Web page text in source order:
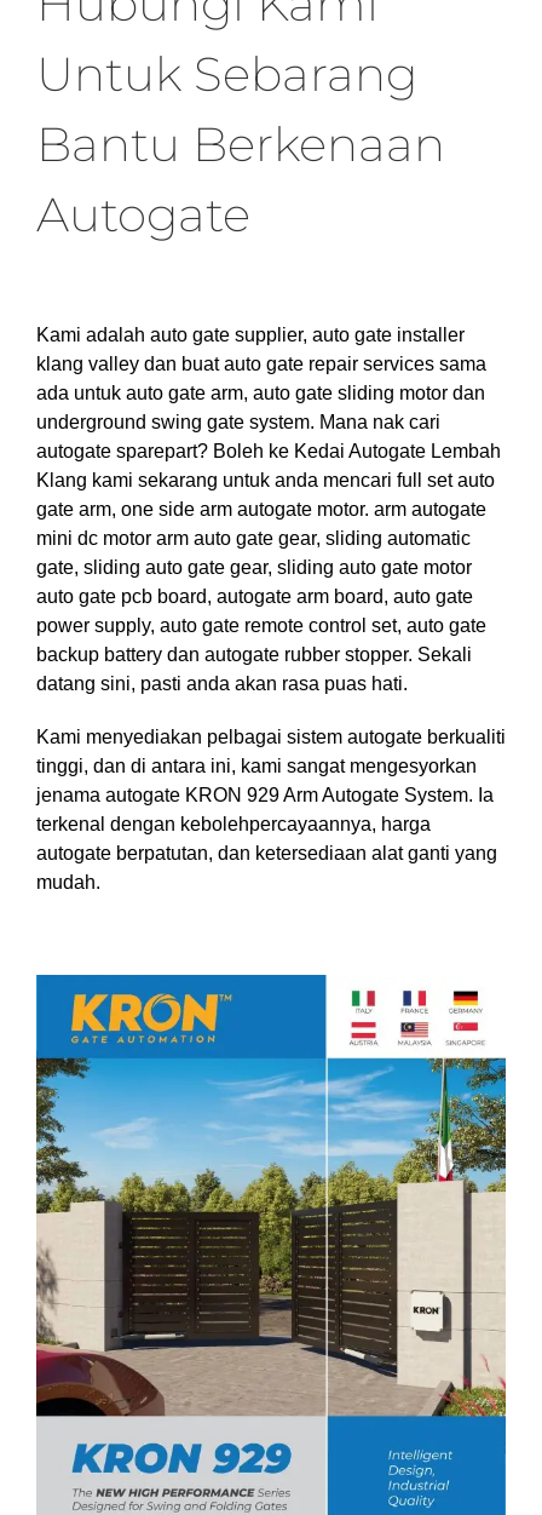
Untuk Sebarang
Bantu Berkenaan
Autogate
Kami adalah auto gate supplier, auto gate installer
klang valley dan buat auto gate repair services sama
ada untuk auto gate arm, auto gate sliding motor dan
underground swing gate system. Mana nak cari
autogate sparepart? Boleh ke Kedai Autogate Lembah
Klang kami sekarang untuk anda mencari full set auto
gate arm, one side arm autogate motor. arm autogate
mini dc motor arm auto gate gear, sliding automatic
gate, sliding auto gate gear, sliding auto gate motor
auto gate pcb board, autogate arm board, auto gate
power supply, auto gate remote control set, auto gate
backup battery dan autogate rubber stopper. Sekali
datang sini, pasti anda akan rasa puas hati.
Kami menyediakan pelbagai sistem autogate berkualiti
tinggi, dan di antara ini, kami sangat mengesyorkan
jenama autogate KRON 929 Arm Autogate System. Ia
terkenal dengan kebolehpercayaannya, harga
autogate berpatutan, dan ketersediaan alat ganti yang
mudah.